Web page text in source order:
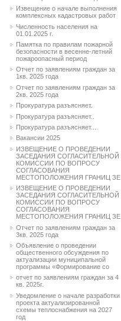
Извещение о начале выполнения
комплексных кадастровых работ
Численность населения на
01.01.2025 г.
Памятка по правилам пожарной
безопасности в весенне-летний
пожароопасный период
Отчет по заявлениям граждан за
1кв. 2025 года
Отчет по заявлениям граждан за
2кв. 2025 года
Прокуратура разъясняет.
Прокуратура разъясняет..
Прокуратура разъясняет...
Вакансии 2025
ИЗВЕЩЕНИЕ О ПРОВЕДЕНИИ
ЗАСЕДАНИЯ СОГЛАСИТЕЛЬНОЙ
КОМИССИИ ПО ВОПРОСУ
СОГЛАСОВАНИЯ
МЕСТОПОЛОЖЕНИЯ ГРАНИЦ ЗЕ
ИЗВЕЩЕНИЕ О ПРОВЕДЕНИИ
ЗАСЕДАНИЯ СОГЛАСИТЕЛЬНОЙ
КОМИССИИ ПО ВОПРОСУ
СОГЛАСОВАНИЯ
МЕСТОПОЛОЖЕНИЯ ГРАНИЦ ЗЕ
Отчет по заявлениям граждан за
3кв. 2025 года
Объявление о проведении
общественного обсуждения по
актуализации муниципальной
программы «Формирование со
отчет по заявлениям граждан за 4
кв. 2025г.
Уведомление о начале разработки
проекта актуализированной
схемы теплоснабжения на 2027
год